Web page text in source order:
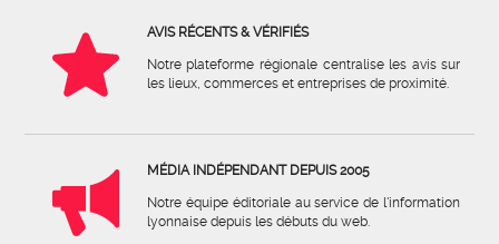
AVIS RÉCENTS & VÉRIFIÉS
Notre plateforme régionale centralise les avis sur
les lieux, commerces et entreprises de proximité.
MÉDIA INDÉPENDANT DEPUIS 2005
Notre équipe éditoriale au service de l'information
lyonnaise depuis les débuts du web.